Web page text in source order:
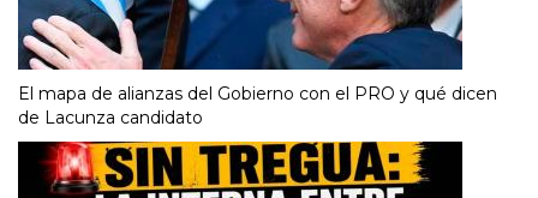
El mapa de alianzas del Gobierno con el PRO y qué dicen
de Lacunza candidato